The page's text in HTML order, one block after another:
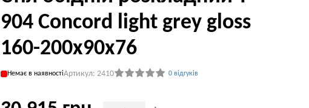
904 Concord light grey gloss
160-200x90x76
Немає в наявностіАртикул: 2410 0 відгуків